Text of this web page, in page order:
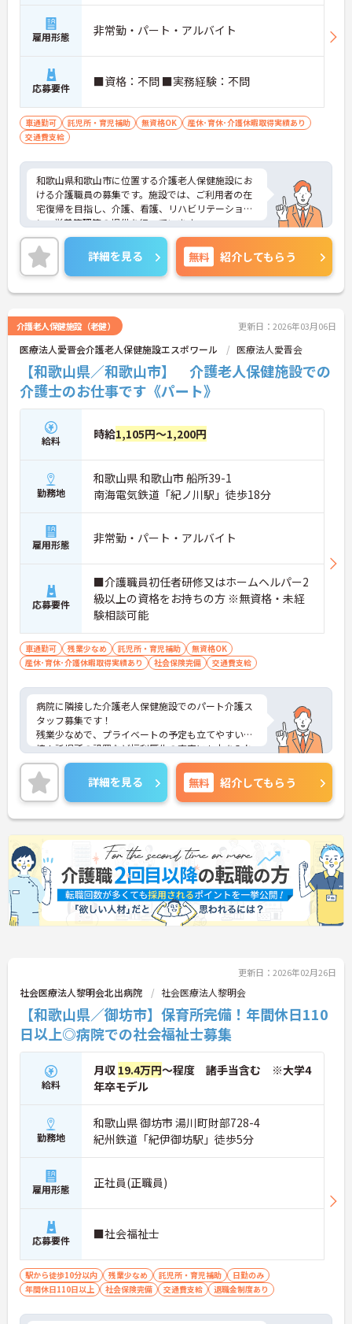
雇用形態 非常勤・パート・アルバイト
応募要件 ■資格：不問 ■実務経験：不問
車通勤可 託児所・育児補助 無資格OK
産休･育休･介護休暇取得実績あり
交通費支給
和歌山県和歌山市に位置する介護老人保健施設にお
ける介護職員の募集です。施設では、ご利用者の在
宅復帰を目指し、介護、看護、リハビリテーショ
ン、栄養管理等の提供を行っています。
勤務時間（1日4時間～）・勤務日数（週3日～）と
もに相談可能なので、無理なくプライベートを大切
にしながらご勤務いただけます。また、資格や経験
は不問です。ご利用者に寄り添って介護サービスを
提供していただける方を募集しています。
に詳細をお話しいたしますのでお気軽にご相談くだ
さい！
詳細を見る 無料 紹介してもらう
介護老人保健施設（老健） 更新日：2026年03月06日
医療法人愛晋会介護老人保健施設エスポワール 医療法人愛晋会
【和歌山県／和歌山市】 介護老人保健施設での
介護士のお仕事です《パート》
給料 時給1,105円～1,200円
勤務地
和歌山県 和歌山市 船所39-1
南海電気鉄道「紀ノ川駅」徒歩18分
雇用形態 非常勤・パート・アルバイト
応募要件
■介護職員初任者研修又はホームヘルパー2
級以上の資格をお持ちの方 ※無資格・未経
験相談可能
車通勤可 残業少なめ 託児所・育児補助
無資格OK
産休･育休･介護休暇取得実績あり
社会保険完備 交通費支給
病院に隣接した介護老人保健施設でのパート介護ス
タッフ募集です！
残業少なめで、プライベートの予定も立てやすい環
境！託児所の設置など福利厚生の充実にも力を入れ
ているので安心して長期での就業が可能です！
ご興味ある方には、面接のポイントなど、さらに詳
細をお話致しますのでお気軽にご相談ください。
詳細を見る 無料 紹介してもらう
更新日：2026年02月26日
社会医療法人黎明会北出病院 社会医療法人黎明会
【和歌山県／御坊市】保育所完備！年間休日110
日以上◎病院での社会福祉士募集
給料
月収 19.4万円～程度 諸手当含む ※大学4
年卒モデル
勤務地
和歌山県 御坊市 湯川町財部728-4
紀州鉄道「紀伊御坊駅」徒歩5分
雇用形態 正社員(正職員)
応募要件 ■社会福祉士
駅から徒歩10分以内 残業少なめ 託児所・育児補助
日勤のみ
年間休日110日以上
社会保険完備 交通費支給 退職金制度あり